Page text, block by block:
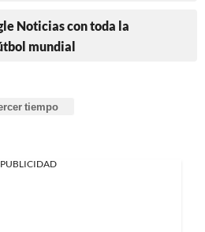
Noticias con toda la
mundial
tiempo
PUBLICIDAD